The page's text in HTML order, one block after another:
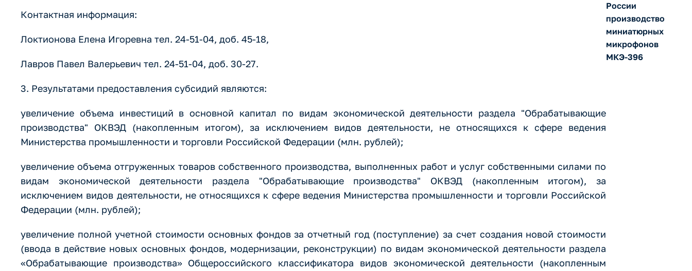
Контактная информация:
Локтионова Елена Игоревна тел. 24-51-04, доб. 45-18,
Лавров Павел Валерьевич тел. 24-51-04, доб. 30-27.
3. Результатами предоставления субсидий являются:
увеличение объема инвестиций в основной капитал по видам экономической деятельности раздела "Обрабатывающие
производства" ОКВЭД (накопленным итогом), за исключением видов деятельности, не относящихся к сфере ведения
Министерства промышленности и торговли Российской Федерации (млн. рублей);
увеличение объема отгруженных товаров собственного производства, выполненных работ и услуг собственными силами по
видам экономической деятельности раздела "Обрабатывающие производства" ОКВЭД (накопленным итогом), за
исключением видов деятельности, не относящихся к сфере ведения Министерства промышленности и торговли Российской
Федерации (млн. рублей);
увеличение полной учетной стоимости основных фондов за отчетный год (поступление) за счет создания новой стоимости
(ввода в действие новых основных фондов, модернизации, реконструкции) по видам экономической деятельности раздела
«Обрабатывающие производства» Общероссийского классификатора видов экономической деятельности (накопленным
России
производство
миниатюрных
микрофонов
МКЭ-396